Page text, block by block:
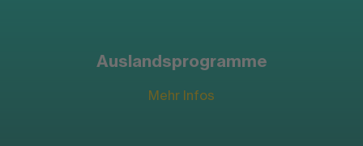
Auslandsprogramme
Mehr Infos